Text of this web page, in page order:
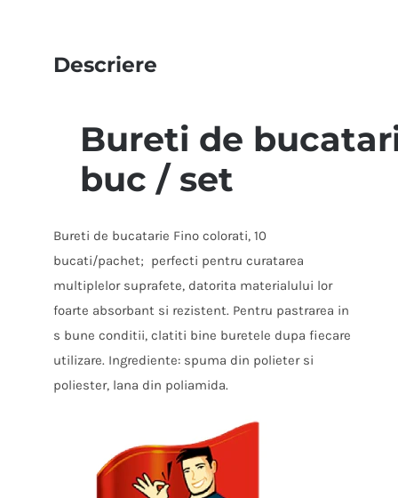
Descriere
Bureti de
buc / set
Bureti de bucatarie Fino colorati, 10
bucati/pachet; perfecti pentru curatarea
multiplelor suprafete, datorita materialului lor
foarte absorbant si rezistent. Pentru pastrarea in
s bune conditii, clatiti bine buretele dupa fiecare
utilizare. Ingrediente: spuma din polieter si
poliester, lana din poliamida.